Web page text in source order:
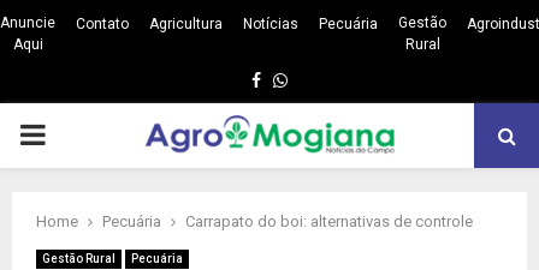
Anuncie
Aqui
Contato Agricultura Notícias Pecuária
Gestão
Rural
Facebook
Whatsapp
PRIMARY
Home Pecuária Carrapato do boi: alternativas de controle
Gestão Rural Pecuária